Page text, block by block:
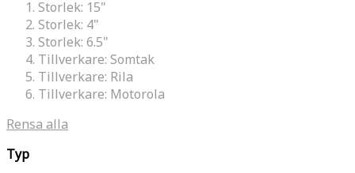
Storlek: 15"
Storlek: 4"
Storlek: 6.5"
Tillverkare: Somtak
Tillverkare: Rila
Tillverkare: Motorola
Rensa alla
Typ